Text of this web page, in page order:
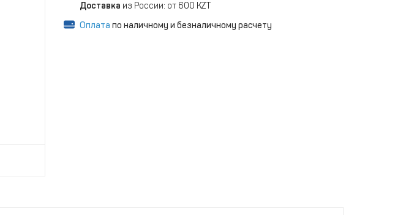
Доставка из России: от 600 KZT
Оплата по наличному и безналичному расчету